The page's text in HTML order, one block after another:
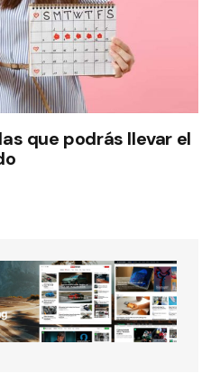
que podrás llevar el